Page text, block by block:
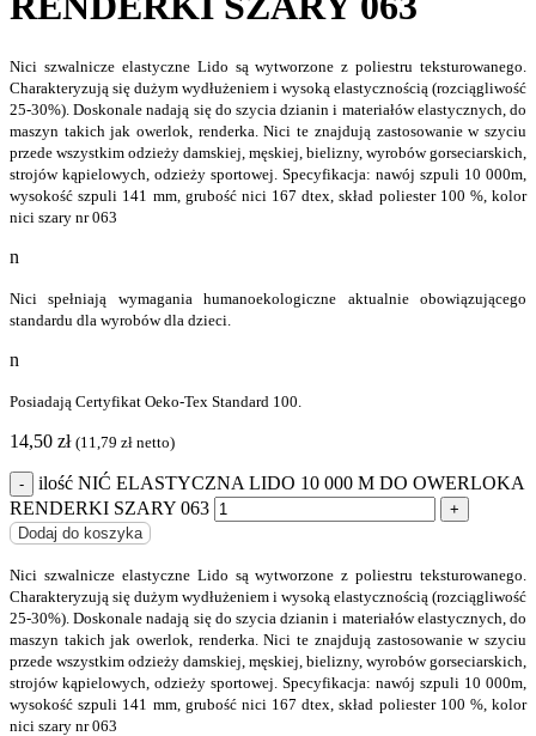
Nici szwalnicze elastyczne Lido są wytworzone z poliestru teksturowanego.
Charakteryzują się dużym wydłużeniem i wysoką elastycznością (rozciągliwość
25-30%). Doskonale nadają się do szycia dzianin i materiałów elastycznych, do
maszyn takich jak owerlok, renderka. Nici te znajdują zastosowanie w szyciu
przede wszystkim odzieży damskiej, męskiej, bielizny, wyrobów gorseciarskich,
strojów kąpielowych, odzieży sportowej. Specyfikacja: nawój szpuli 10 000m,
wysokość szpuli 141 mm, grubość nici 167 dtex, skład poliester 100 %, kolor
nici szary nr 063
n
Nici spełniają wymagania humanoekologiczne aktualnie obowiązującego
standardu dla wyrobów dla dzieci.
n
Posiadają Certyfikat Oeko-Tex Standard 100.
14,50 zł (11,79 zł netto)
ilość NIĆ ELASTYCZNA LIDO 10 000 M DO OWERLOKA
RENDERKI SZARY 063
Dodaj do koszyka
Nici szwalnicze elastyczne Lido są wytworzone z poliestru teksturowanego.
Charakteryzują się dużym wydłużeniem i wysoką elastycznością (rozciągliwość
25-30%). Doskonale nadają się do szycia dzianin i materiałów elastycznych, do
maszyn takich jak owerlok, renderka. Nici te znajdują zastosowanie w szyciu
przede wszystkim odzieży damskiej, męskiej, bielizny, wyrobów gorseciarskich,
strojów kąpielowych, odzieży sportowej. Specyfikacja: nawój szpuli 10 000m,
wysokość szpuli 141 mm, grubość nici 167 dtex, skład poliester 100 %, kolor
nici szary nr 063